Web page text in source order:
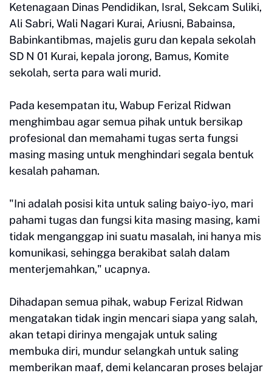
Ketenagaan Dinas Pendidikan, Isral, Sekcam Suliki,
Ali Sabri, Wali Nagari Kurai, Ariusni, Babainsa,
Babinkantibmas, majelis guru dan kepala sekolah
SD N 01 Kurai, kepala jorong, Bamus, Komite
sekolah, serta para wali murid.
Pada kesempatan itu, Wabup Ferizal Ridwan
menghimbau agar semua pihak untuk bersikap
profesional dan memahami tugas serta fungsi
masing masing untuk menghindari segala bentuk
kesalah pahaman.
"Ini adalah posisi kita untuk saling baiyo-iyo, mari
pahami tugas dan fungsi kita masing masing, kami
tidak menganggap ini suatu masalah, ini hanya mis
komunikasi, sehingga berakibat salah dalam
menterjemahkan," ucapnya.
Dihadapan semua pihak, wabup Ferizal Ridwan
mengatakan tidak ingin mencari siapa yang salah,
akan tetapi dirinya mengajak untuk saling
membuka diri, mundur selangkah untuk saling
memberikan maaf, demi kelancaran proses belajar